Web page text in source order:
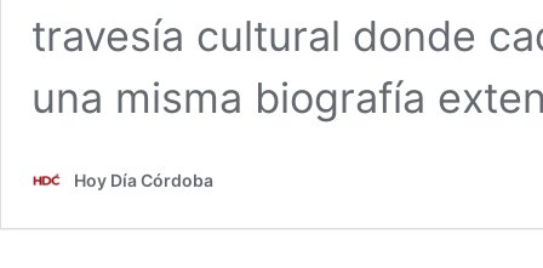
travesía cultural donde
una misma biografía
Hoy Día Córdoba